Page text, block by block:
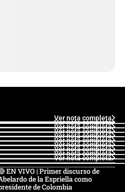
Ver nota completa
Ver nota completa
Ver nota completa
Ver nota completa
Ver nota completa
Ver nota completa
Ver nota completa
Ver nota completa
Ver nota completa
Ver nota completa
EN VIVO | Primer discurso de
de la Espriella como
de Colombia